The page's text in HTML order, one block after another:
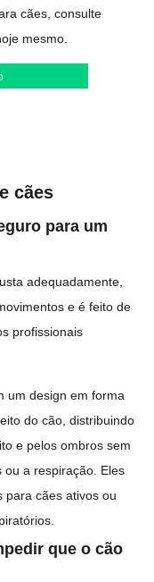
cães, consulte
mesmo.
cães
para um
adequadamente,
e é feito de
profissionais
um design em forma
do cão, distribuindo
e pelos ombros sem
ou a respiração. Eles
para cães ativos ou
que o cão